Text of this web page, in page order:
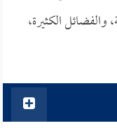
الكثيرة،